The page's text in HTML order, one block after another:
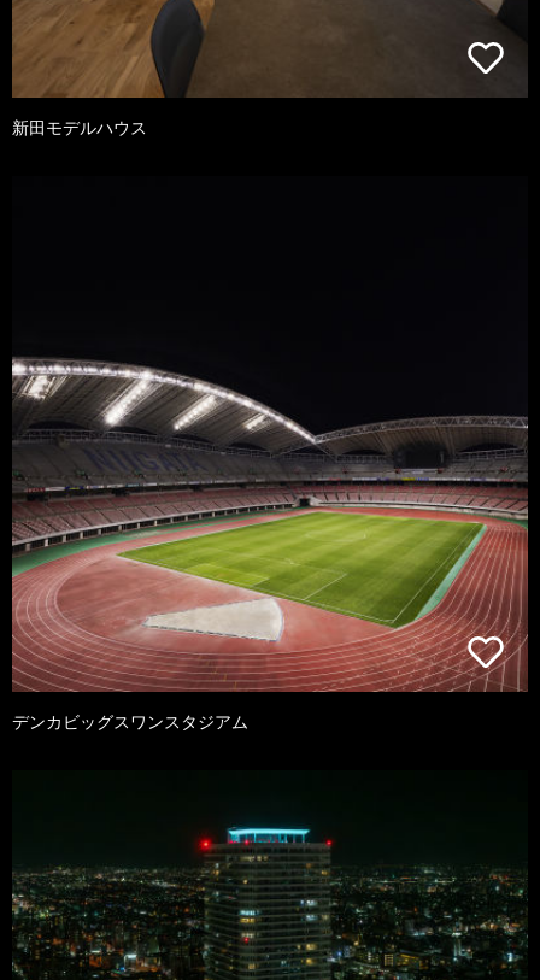
新田モデルハウス
デンカビッグスワンスタジアム